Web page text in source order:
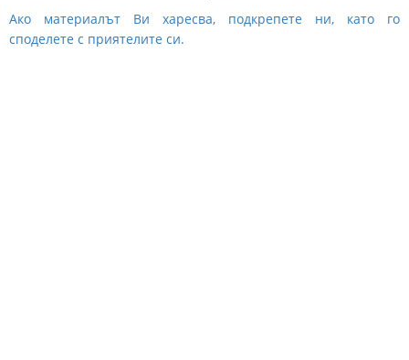
Ако материалът Ви харесва, подкрепете ни, като го
споделете с приятелите си.